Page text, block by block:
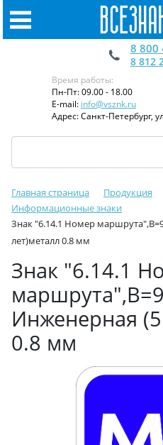
8 800
8 812
Время работы:
Пн-Пт: 09.00 - 18.00
E-mail: info@vsznk.ru
Адрес: Санкт-Петербург,
Главная страница Продукция
Информационные знаки
Знак "6.14.1 Номер
лет)металл 0.8 мм
Знак "6.14.1
Инженерная
0.8 мм